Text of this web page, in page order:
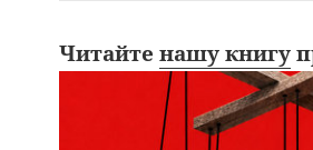
Читайтенашу книгу